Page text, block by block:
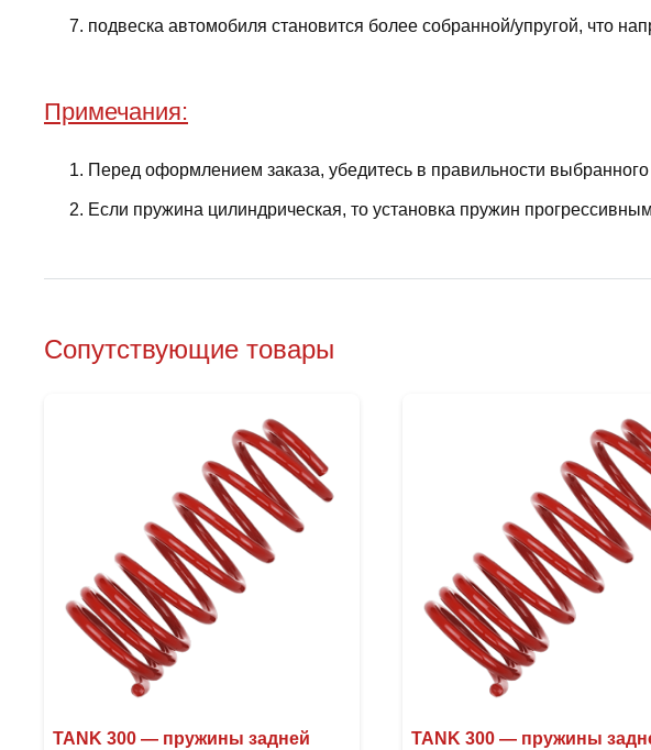
подвеска автомобиля становится более собранной/упругой, что
Примечания:
Перед оформлением заказа, убедитесь в правильности
Если пружина цилиндрическая, то установка пружин
Сопутствующие товары
TANK 300 — пружины задней
TANK 300 — пружины